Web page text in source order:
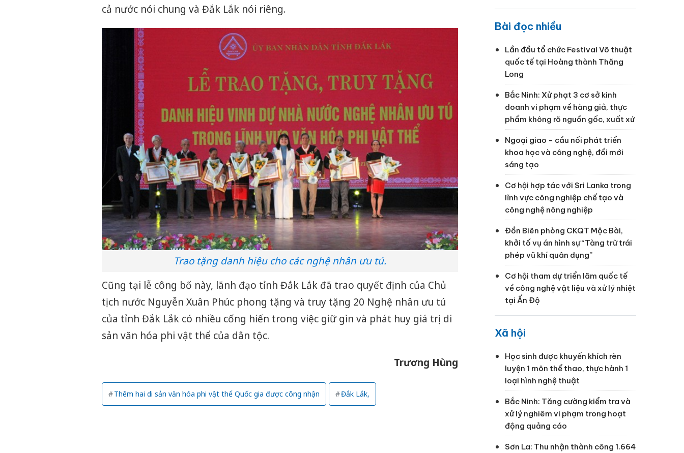
cả nước nói chung và Đắk Lắk nói riêng.
Trao tặng danh hiệu cho các nghệ nhân ưu tú.
Cũng tại lễ công bố này, lãnh đạo tỉnh Đắk Lắk đã trao quyết định của Chủ
tịch nước Nguyễn Xuân Phúc phong tặng và truy tặng 20 Nghệ nhân ưu tú
của tỉnh Đắk Lắk có nhiều cống hiến trong việc giữ gìn và phát huy giá trị di
sản văn hóa phi vật thể của dân tộc.
Trương Hùng
Thêm hai di sản văn hóa phi vật thể Quốc gia được công nhận Đắk Lắk,
Bài đọc nhiều
Lần đầu tổ chức Festival Võ thuật
quốc tế tại Hoàng thành Thăng
Long
Bắc Ninh: Xử phạt 3 cơ sở kinh
doanh vi phạm về hàng giả, thực
phẩm không rõ nguồn gốc, xuất xứ
Ngoại giao - cầu nối phát triển
khoa học và công nghệ, đổi mới
sáng tạo
Cơ hội hợp tác với Sri Lanka trong
lĩnh vực công nghiệp chế tạo và
công nghệ nông nghiệp
Đồn Biên phòng CKQT Mộc Bài,
khởi tố vụ án hình sự “Tàng trữ trái
phép vũ khí quân dụng”
Cơ hội tham dự triển lãm quốc tế
về công nghệ vật liệu và xử lý nhiệt
tại Ấn Độ
Xã hội
Học sinh được khuyến khích rèn
luyện 1 môn thể thao, thực hành 1
loại hình nghệ thuật
Bắc Ninh: Tăng cường kiểm tra và
xử lý nghiêm vi phạm trong hoạt
động quảng cáo
Sơn La: Thu nhận thành công 1.664